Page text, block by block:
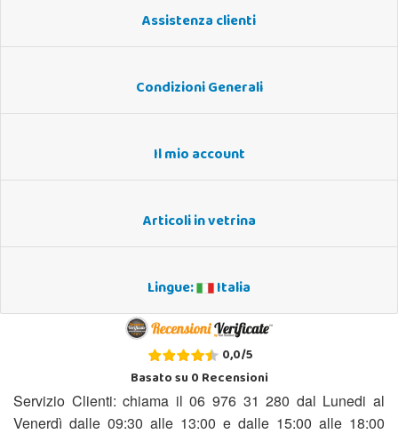
Assistenza clienti
Condizioni Generali
Il mio account
Articoli in vetrina
Lingue: Italia
0,0/5
Basato su0Recensioni
Servizio Clienti: chiama il 06 976 31 280 dal Lunedi al
Venerdì dalle 09:30 alle 13:00 e dalle 15:00 alle 18:00